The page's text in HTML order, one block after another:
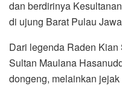
dan berdirinya
di ujung Barat Pulau
Dari legenda Raden
Sultan Maulana
dongeng, melainkan